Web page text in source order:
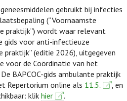
gebruikt bij infecties
(“Voornaamste
praktijk”) wordt waar relevant
gids voor anti-infectieuze
praktijk” (editie 2026), uitgegeven
voor de Coördinatie van het
BAPCOC-gids ambulante praktijk
Repertorium online als 11.5.
, en
klik hier
.